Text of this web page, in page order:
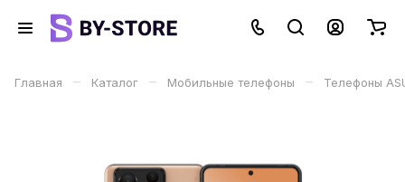
Главная – Каталог – Мобильные телефоны – Телефоны